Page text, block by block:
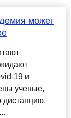
может
19 и
ученые,
дистанцию.